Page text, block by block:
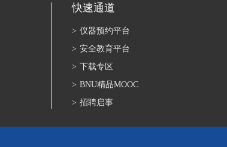
快速通道
> 仪器预约平台
> 安全教育平台
> 下载专区
> BNU精品MOOC
> 招聘启事